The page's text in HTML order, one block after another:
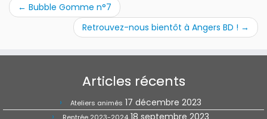
← Bubble Gomme n°7
Retrouvez-nous bientôt à Angers BD ! →
Articles récents
Ateliers animés 17 décembre 2023
18 septembre 2023